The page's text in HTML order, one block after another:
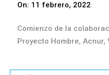
On: 11 febrero, 2022
Comienzo de la
Proyecto Hombre,